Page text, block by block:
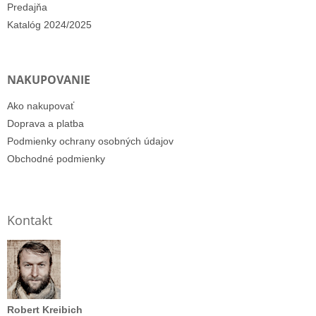
Predajňa
Katalóg 2024/2025
NAKUPOVANIE
Ako nakupovať
Doprava a platba
Podmienky ochrany osobných údajov
Obchodné podmienky
Kontakt
Robert Kreibich